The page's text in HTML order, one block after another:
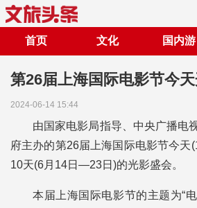
首页 文化 国内游
第26届上海国际电影节今
2024-06-14 15:44
由国家电影局指导、中央广播电
府主办的第26届上海国际电影节今天
10天(6月14日—23日)的光影盛会。
本届上海国际电影节的主题为“